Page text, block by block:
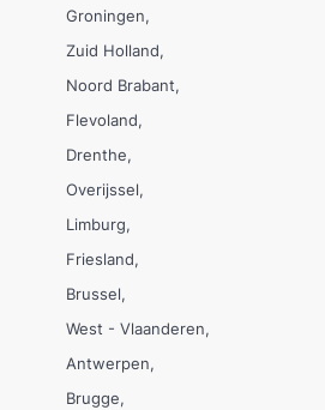
Groningen
Zuid Holland
Noord Brabant
Flevoland
Drenthe
Overijssel
Limburg
Friesland
Brussel
West - Vlaanderen
Antwerpen
Brugge